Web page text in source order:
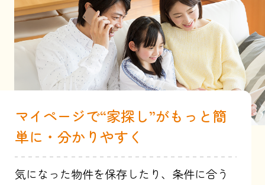
マイページで“家探し”がもっと簡
単に・分かりやすく
気になった物件を保存したり、条件に合う